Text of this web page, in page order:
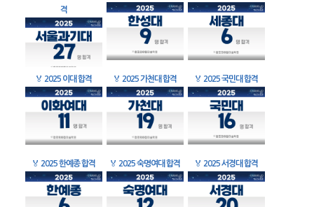
격
🏅 2025 이대 합격 🏅 2025 가천대 합격 🏅 2025 국민대 합격
🏅 2025 한예종 합격 🏅 2025 숙명여대 합격 🏅 2025 서경대 합격